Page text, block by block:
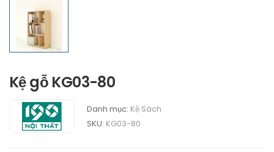
Kệ gỗ KG03-80
Danh mục: Kệ Sách
SKU: KG03-80